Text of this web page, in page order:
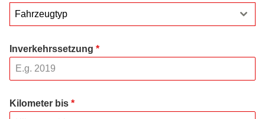
Fahrzeugtyp
Inverkehrssetzung *
Kilometer bis *